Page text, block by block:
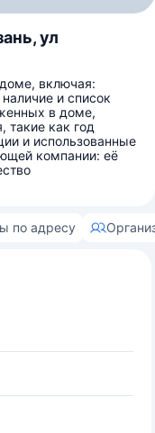
ул
включая:
и список
в доме,
такие как год
и использованные
компании: её
по адресу